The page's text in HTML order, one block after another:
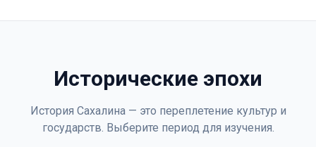
Исторические эпохи
История Сахалина — это переплетение культур и
государств. Выберите период для изучения.